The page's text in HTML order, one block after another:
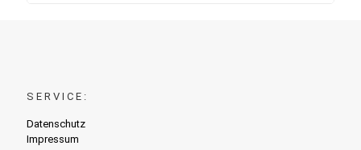
SERVICE:
Datenschutz
Impressum